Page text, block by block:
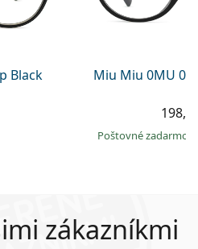
Black Miu Miu 0MU
Poštovné zadarmo
zákazníkmi